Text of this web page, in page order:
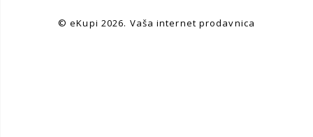
© eKupi 2026. Vaša internet prodavnica